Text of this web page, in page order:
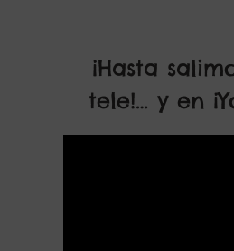
¡Hasta
tele!… y en